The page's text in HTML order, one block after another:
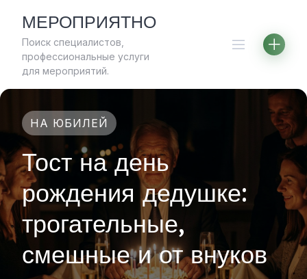
content
МЕРОПРИЯТНО
Поиск специалистов,
профессиональные услуги
для мероприятий.
НА ЮБИЛЕЙ
Тост на день
рождения дедушке:
трогательные,
смешные и от внуков